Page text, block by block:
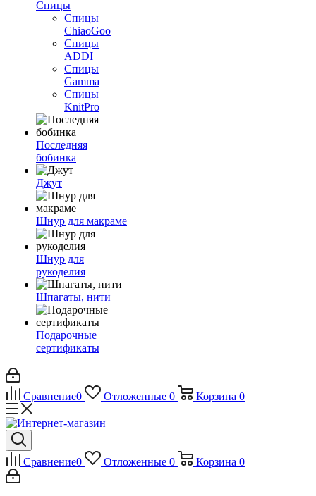
Спицы
Спицы
ChiaoGoo
Спицы
ADDI
Спицы
Gamma
Спицы
KnitPro
Последняя
бобинка
Джут
Шнур для макраме
Шнур для
рукоделия
Шпагаты, нити
Подарочные
сертификаты
Сравнение0 Отложенные 0 Корзина 0
Сравнение0 Отложенные 0 Корзина 0